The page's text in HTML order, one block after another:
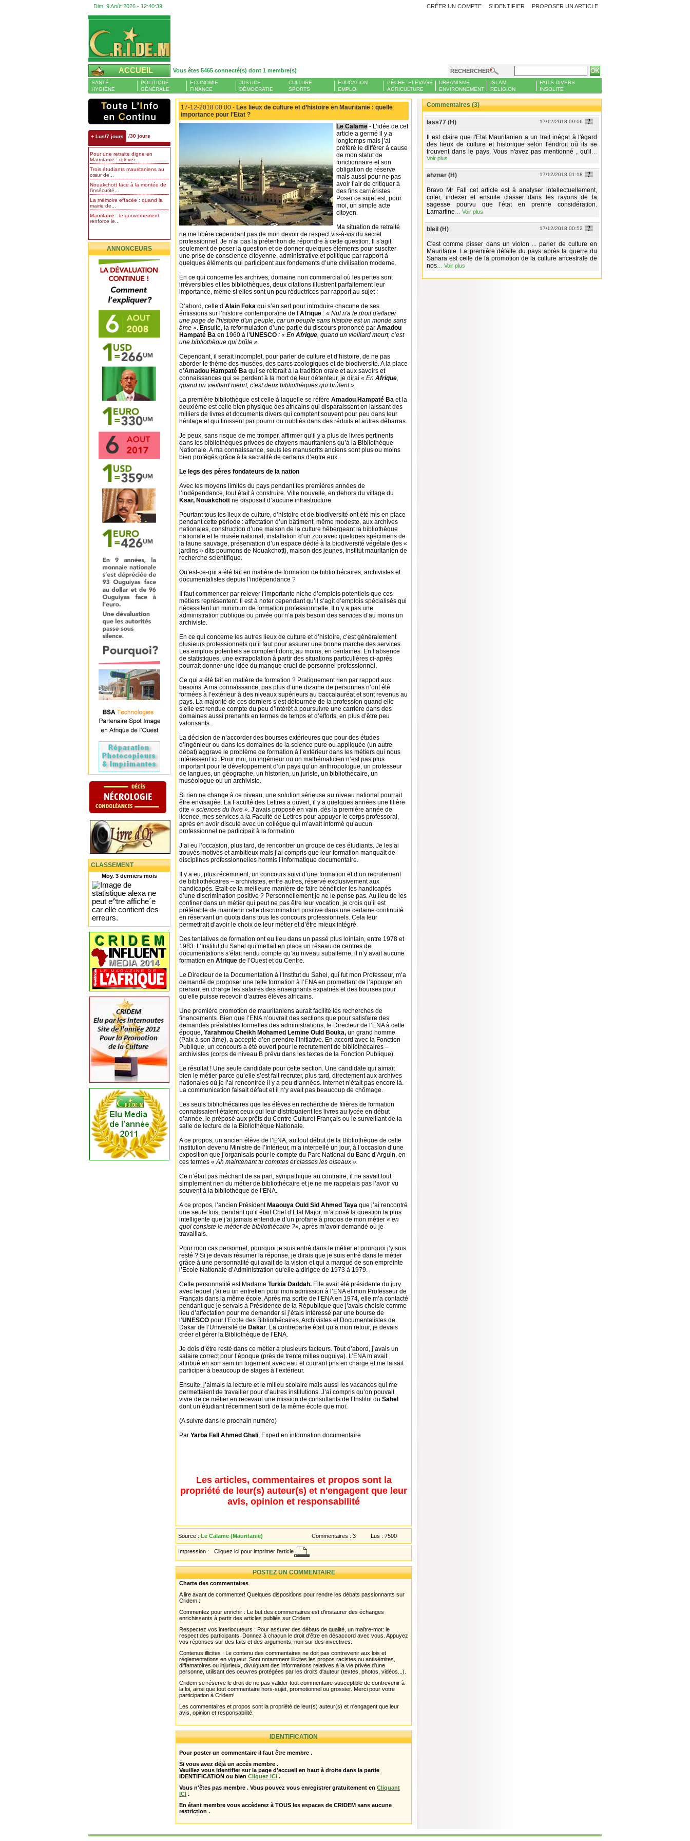
Dim, 9 Août 2026 - 12:40:40 PROPOSER UN ARTICLE
CRÉER UN COMPTE S'IDENTIFIER
ACCUEIL Vous êtes 5465 connecté(s) dont 1 membre(s) RECHERCHER
SANTÉ
HYGIÈNE
POLITIQUE
GÉNÉRALE
ECONOMIE
FINANCE
JUSTICE
DÉMOCRATIE
CULTURE
SPORTS
EDUCATION
EMPLOI
PÊCHE, ELEVAGE
AGRICULTURE
URBANISME
ENVIRONNEMENT
ISLAM
RELIGION
FAITS DIVERS
INSOLITE
+ Lus/7 jours /30 jours
Pour une retraite digne en
Mauritanie : relever...
Trois étudiants mauritaniens au
cœur de...
Nouakchott face à la montée de
l’insécurité...
La mémoire effacée : quand la
mairie de...
Mauritanie : le gouvernement
renforce le...
ANNONCEURS
CLASSEMENT
Moy. 3 derniers mois
17-12-2018 00:00 - Les lieux de culture et d’histoire en Mauritanie : quelle
importance pour l’Etat ?
Le Calame - L’idée de cet
article a germé il y a
longtemps mais j’ai
préféré le différer à cause
de mon statut de
fonctionnaire et son
obligation de réserve
mais aussi pour ne pas
avoir l’air de critiquer à
des fins carriéristes.
Poser ce sujet est, pour
moi, un simple acte
citoyen.
Ma situation de retraité
ne me libère cependant pas de mon devoir de respect vis-à-vis du secret
professionnel. Je n’ai pas la prétention de répondre à cette question. Il s’agit
seulement de poser la question et de donner quelques éléments pour susciter
une prise de conscience citoyenne, administrative et politique par rapport à
quelques éléments qui participent aux fondements d’une civilisation moderne.
En ce qui concerne les archives, domaine non commercial où les pertes sont
irréversibles et les bibliothèques, deux citations illustrent parfaitement leur
importance, même si elles sont un peu réductrices par rapport au sujet :
D’abord, celle d’Alain Foka qui s’en sert pour introduire chacune de ses
émissions sur l’histoire contemporaine de l’Afrique : « Nul n'a le droit d'effacer
une page de l'histoire d'un peuple, car un peuple sans histoire est un monde sans
âme ». Ensuite, la reformulation d’une partie du discours prononcé par Amadou
Hampaté Ba en 1960 à l’UNESCO : « En Afrique, quand un vieillard meurt, c’est
une bibliothèque qui brûle ».
Cependant, il serait incomplet, pour parler de culture et d’histoire, de ne pas
aborder le thème des musées, des parcs zoologiques et de biodiversité. A la place
d’Amadou Hampaté Ba qui se référait à la tradition orale et aux savoirs et
connaissances qui se perdent à la mort de leur détenteur, je dirai « En Afrique,
quand un vieillard meurt, c’est deux bibliothèques qui brûlent ».
La première bibliothèque est celle à laquelle se réfère Amadou Hampaté Ba et la
deuxième est celle bien physique des africains qui disparaissent en laissant des
milliers de livres et documents divers qui comptent souvent pour peu dans leur
héritage et qui finissent par pourrir ou oubliés dans des réduits et autres débarras.
Je peux, sans risque de me tromper, affirmer qu’il y a plus de livres pertinents
dans les bibliothèques privées de citoyens mauritaniens qu’à la Bibliothèque
Nationale. A ma connaissance, seuls les manuscrits anciens sont plus ou moins
bien protégés grâce à la sacralité de certains d’entre eux.
Le legs des pères fondateurs de la nation
Avec les moyens limités du pays pendant les premières années de
l’indépendance, tout était à construire. Ville nouvelle, en dehors du village du
Ksar, Nouakchott ne disposait d’aucune infrastructure.
Pourtant tous les lieux de culture, d’histoire et de biodiversité ont été mis en place
pendant cette période : affectation d’un bâtiment, même modeste, aux archives
nationales, construction d’une maison de la culture hébergeant la bibliothèque
nationale et le musée national, installation d’un zoo avec quelques spécimens de
la faune sauvage, préservation d’un espace dédié à la biodiversité végétale (les «
jardins » dits poumons de Nouakchott), maison des jeunes, institut mauritanien de
recherche scientifique.
Qu’est-ce-qui a été fait en matière de formation de bibliothécaires, archivistes et
documentalistes depuis l’indépendance ?
Il faut commencer par relever l’importante niche d’emplois potentiels que ces
métiers représentent. Il est à noter cependant qu’il s’agit d’emplois spécialisés qui
nécessitent un minimum de formation professionnelle. Il n’y a pas une
administration publique ou privée qui n’a pas besoin des services d’au moins un
archiviste.
En ce qui concerne les autres lieux de culture et d’histoire, c’est généralement
plusieurs professionnels qu’il faut pour assurer une bonne marche des services.
Les emplois potentiels se comptent donc, au moins, en centaines. En l’absence
de statistiques, une extrapolation à partir des situations particulières ci-après
pourrait donner une idée du manque cruel de personnel professionnel.
Ce qui a été fait en matière de formation ? Pratiquement rien par rapport aux
besoins. A ma connaissance, pas plus d’une dizaine de personnes n’ont été
formées à l’extérieur à des niveaux supérieurs au baccalauréat et sont revenus au
pays. La majorité de ces derniers s’est détournée de la profession quand elle
s’elle est rendue compte du peu d’intérêt à poursuivre une carrière dans des
domaines aussi prenants en termes de temps et d’efforts, en plus d’être peu
valorisants.
La décision de n’accorder des bourses extérieures que pour des études
d’ingénieur ou dans les domaines de la science pure ou appliquée (un autre
débat) aggrave le problème de formation à l’extérieur dans les métiers qui nous
intéressent ici. Pour moi, un ingénieur ou un mathématicien n’est pas plus
important pour le développement d’un pays qu’un anthropologue, un professeur
de langues, un géographe, un historien, un juriste, un bibliothécaire, un
muséologue ou un archiviste.
Si rien ne change à ce niveau, une solution sérieuse au niveau national pourrait
être envisagée. La Faculté des Lettres a ouvert, il y a quelques années une filière
dite « sciences du livre ». J’avais proposé en vain, dès la première année de
licence, mes services à la Faculté de Lettres pour appuyer le corps professoral,
après en avoir discuté avec un collègue qui m’avait informé qu’aucun
professionnel ne participait à la formation.
J’ai eu l’occasion, plus tard, de rencontrer un groupe de ces étudiants. Je les ai
trouvés motivés et ambitieux mais j’ai compris que leur formation manquait de
disciplines professionnelles hormis l’informatique documentaire.
Il y a eu, plus récemment, un concours suivi d’une formation et d’un recrutement
de bibliothécaires – archivistes, entre autres, réservé exclusivement aux
handicapés. Etait-ce la meilleure manière de faire bénéficier les handicapés
d’une discrimination positive ? Personnellement je ne le pense pas. Au lieu de les
confiner dans un métier qui peut ne pas être leur vocation, je crois qu’il est
préférable de maintenir cette discrimination positive dans une certaine continuité
en réservant un quota dans tous les concours professionnels. Cela leur
permettrait d’avoir le choix de leur métier et d’être mieux intégré.
Des tentatives de formation ont eu lieu dans un passé plus lointain, entre 1978 et
1983. L’Institut du Sahel qui mettait en place un réseau de centres de
documentations s’était rendu compte qu’au niveau subalterne, il n’y avait aucune
formation en Afrique de l’Ouest et du Centre.
Le Directeur de la Documentation à l’Institut du Sahel, qui fut mon Professeur, m’a
demandé de proposer une telle formation à l’ENA en promettant de l’appuyer en
prenant en charge les salaires des enseignants expatriés et des bourses pour
qu’elle puisse recevoir d’autres élèves africains.
Une première promotion de mauritaniens aurait facilité les recherches de
financements. Bien que l’ENA n’ouvrait des sections que pour satisfaire des
demandes préalables formelles des administrations, le Directeur de l’ENA à cette
époque, Yarahmou Cheikh Mohamed Lemine Ould Bouka, un grand homme
(Paix à son âme), a accepté d’en prendre l’initiative. En accord avec la Fonction
Publique, un concours a été ouvert pour le recrutement de bibliothécaires –
archivistes (corps de niveau B prévu dans les textes de la Fonction Publique).
Le résultat ! Une seule candidate pour cette section. Une candidate qui aimait
bien le métier parce qu’elle s’est fait recruter, plus tard, directement aux archives
nationales où je l’ai rencontrée il y a peu d’années. Internet n’était pas encore là.
La communication faisait défaut et il n’y avait pas beaucoup de chômage.
Les seuls bibliothécaires que les élèves en recherche de filières de formation
connaissaient étaient ceux qui leur distribuaient les livres au lycée en début
d’année, le préposé aux prêts du Centre Culturel Français ou le surveillant de la
salle de lecture de la Bibliothèque Nationale.
A ce propos, un ancien élève de l’ENA, au tout début de la Bibliothèque de cette
institution devenu Ministre de l’Intérieur, m’a interpellé un jour, à l’occasion d’une
exposition que j’organisais pour le compte du Parc National du Banc d’Arguin, en
ces termes « Ah maintenant tu comptes et classes les oiseaux ».
Ce n’était pas méchant de sa part, sympathique au contraire, il ne savait tout
simplement rien du métier de bibliothécaire et je ne me rappelais pas l’avoir vu
souvent à la bibliothèque de l’ENA.
A ce propos, l’ancien Président Maaouya Ould Sid Ahmed Taya que j’ai rencontré
une seule fois, pendant qu’il était Chef d’Etat Major, m’a posé la question la plus
intelligente que j’ai jamais entendue d’un profane à propos de mon métier « en
quoi consiste le métier de bibliothécaire ?», après m’avoir demandé où je
travaillais.
Pour mon cas personnel, pourquoi je suis entré dans le métier et pourquoi j’y suis
resté ? Si je devais résumer la réponse, je dirais que je suis entré dans le métier
grâce à une personnalité qui avait de la vision et qui a marqué de son empreinte
l’Ecole Nationale d’Administration qu’elle a dirigée de 1973 à 1979.
Cette personnalité est Madame Turkia Daddah. Elle avait été présidente du jury
avec lequel j’ai eu un entretien pour mon admission à l’ENA et mon Professeur de
Français dans la même école. Après ma sortie de l’ENA en 1974, elle m’a contacté
pendant que je servais à Présidence de la République que j’avais choisie comme
lieu d’affectation pour me demander si j’étais intéressé par une bourse de
l’UNESCO pour l’Ecole des Bibliothécaires, Archivistes et Documentalistes de
Dakar de l’Université de Dakar. La contrepartie était qu’à mon retour, je devais
créer et gérer la Bibliothèque de l’ENA.
Je dois d’être resté dans ce métier à plusieurs facteurs. Tout d’abord, j’avais un
salaire correct pour l’époque (près de trente milles ouguiya). L’ENA m’avait
attribué en son sein un logement avec eau et courant pris en charge et me faisait
participer à beaucoup de stages à l’extérieur.
Ensuite, j’aimais la lecture et le milieu scolaire mais aussi les vacances qui me
permettaient de travailler pour d’autres institutions. J’ai compris qu’on pouvait
vivre de ce métier en recevant une mission de consultants de l’Institut du Sahel
dont un étudiant récemment sorti de la même école que moi.
(A suivre dans le prochain numéro)
Par Yarba Fall Ahmed Ghali, Expert en information documentaire
Les articles, commentaires et propos sont la
propriété de leur(s) auteur(s) et n'engagent que leur
avis, opinion et responsabilité
Source : Le Calame (Mauritanie) Commentaires : 3 Lus : 7500
Impression : Cliquez ici pour imprimer l'article
POSTEZ UN COMMENTAIRE
Charte des commentaires
A lire avant de commenter! Quelques dispositions pour rendre les débats passionnants sur
Cridem :
Commentez pour enrichir : Le but des commentaires est d'instaurer des échanges
enrichissants à partir des articles publiés sur Cridem.
Respectez vos interlocuteurs : Pour assurer des débats de qualité, un maître-mot: le
respect des participants. Donnez à chacun le droit d'être en désaccord avec vous. Appuyez
vos réponses sur des faits et des arguments, non sur des invectives.
Contenus illicites : Le contenu des commentaires ne doit pas contrevenir aux lois et
réglementations en vigueur. Sont notamment illicites les propos racistes ou antisémites,
diffamatoires ou injurieux, divulguant des informations relatives à la vie privée d'une
personne, utilisant des oeuvres protégées par les droits d'auteur (textes, photos, vidéos...).
Cridem se réserve le droit de ne pas valider tout commentaire susceptible de contrevenir à
la loi, ainsi que tout commentaire hors-sujet, promotionnel ou grossier. Merci pour votre
participation à Cridem!
Les commentaires et propos sont la propriété de leur(s) auteur(s) et n'engagent que leur
avis, opinion et responsabilité.
IDENTIFICATION
Pour poster un commentaire il faut être membre .
Si vous avez déjà un accès membre .
Veuillez vous identifier sur la page d'accueil en haut à droite dans la partie
IDENTIFICATION ou bien Cliquez ICI .
Vous n'êtes pas membre . Vous pouvez vous enregistrer gratuitement en Cliquant
ICI .
En étant membre vous accèderez à TOUS les espaces de CRIDEM sans aucune
restriction .
Commentaires (3)
lass77 (H) 17/12/2018 09:06
Il est claire que l'Etat Mauritanien a un trait inégal à l'égard
des lieux de culture et historique selon l'endroit où ils se
trouvent dans le pays. Vous n'avez pas mentionné , qu'il
Voir plus
ahznar (H) 17/12/2018 01:18
Bravo Mr Fall cet article est à analyser intellectuellement,
coter, indexer et ensuite classer dans les rayons de la
sagesse pourvu que l’état en prenne considération.
Lamartine
Voir plus
bleil (H) 17/12/2018 00:52
C'est comme pisser dans un violon ... parler de culture en
Mauritanie. La première défaite du pays après la guerre du
Sahara est celle de la promotion de la culture ancestrale de
nos
Voir plus